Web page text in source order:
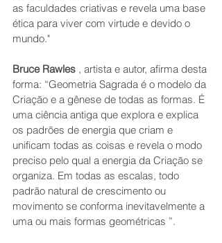
as faculdades criativas e revela uma base
ética para viver com virtude e devido o
mundo."
Bruce Rawles , artista e autor, afirma desta
forma: “Geometria Sagrada é o modelo da
Criação e a gênese de todas as formas. É
uma ciência antiga que explora e explica
os padrões de energia que criam e
unificam todas as coisas e revela o modo
preciso pelo qual a energia da Criação se
organiza. Em todas as escalas, todo
padrão natural de crescimento ou
movimento se conforma inevitavelmente a
uma ou mais formas geométricas ”.